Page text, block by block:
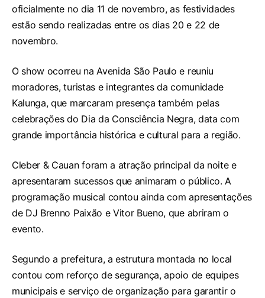
oficialmente no dia 11 de novembro, as festividades
estão sendo realizadas entre os dias 20 e 22 de
novembro.
O show ocorreu na Avenida São Paulo e reuniu
moradores, turistas e integrantes da comunidade
Kalunga, que marcaram presença também pelas
celebrações do Dia da Consciência Negra, data com
grande importância histórica e cultural para a região.
Cleber & Cauan foram a atração principal da noite e
apresentaram sucessos que animaram o público. A
programação musical contou ainda com apresentações
de DJ Brenno Paixão e Vitor Bueno, que abriram o
evento.
Segundo a prefeitura, a estrutura montada no local
contou com reforço de segurança, apoio de equipes
municipais e serviço de organização para garantir o